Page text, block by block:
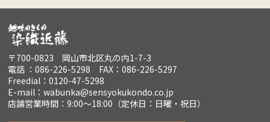
〒700-0823 岡山市北区丸の内1-7-3
電話 ：086-226-5298 FAX：086-226-5297
Freedial：0120-47-5298
E-mail：wabunka@sensyokukondo.co.jp
店舗営業時間：9:00～18:00（定休日：日曜・祝日）